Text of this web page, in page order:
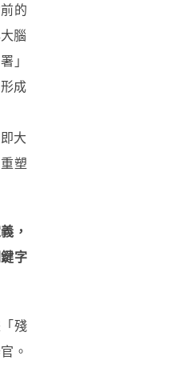
的
腦
」
成
大
塑
，
字
殘
。